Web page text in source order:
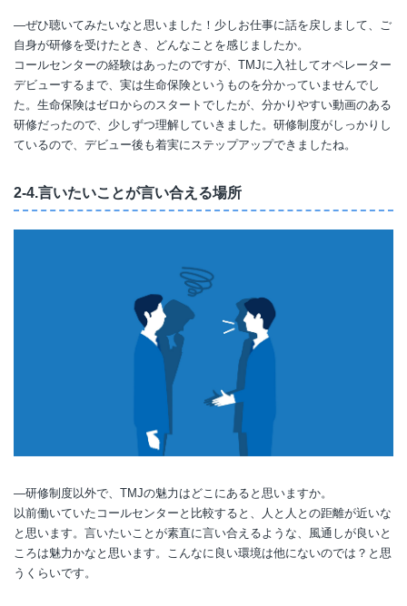
―ぜひ聴いてみたいなと思いました！少しお仕事に話を戻しまして、ご
自身が研修を受けたとき、どんなことを感じましたか。
コールセンターの経験はあったのですが、TMJに入社してオペレーター
デビューするまで、実は生命保険というものを分かっていませんでし
た。生命保険はゼロからのスタートでしたが、分かりやすい動画のある
研修だったので、少しずつ理解していきました。研修制度がしっかりし
ているので、デビュー後も着実にステップアップできましたね。
2-4.言いたいことが言い合える場所
―研修制度以外で、TMJの魅力はどこにあると思いますか。
以前働いていたコールセンターと比較すると、人と人との距離が近いな
と思います。言いたいことが素直に言い合えるような、風通しが良いと
ころは魅力かなと思います。こんなに良い環境は他にないのでは？と思
うくらいです。